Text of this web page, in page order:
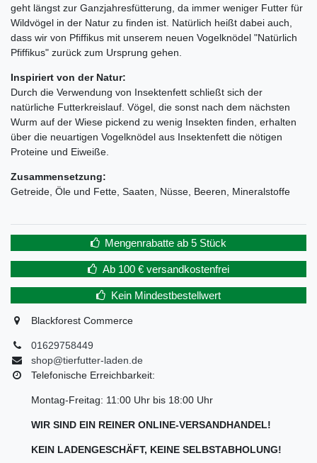
geht längst zur Ganzjahresfütterung, da immer weniger Futter für
Wildvögel in der Natur zu finden ist. Natürlich heißt dabei auch,
dass wir von Pfiffikus mit unserem neuen Vogelknödel "Natürlich
Pfiffikus" zurück zum Ursprung gehen.
Inspiriert von der Natur:
Durch die Verwendung von Insektenfett schließt sich der
natürliche Futterkreislauf. Vögel, die sonst nach dem nächsten
Wurm auf der Wiese pickend zu wenig Insekten finden, erhalten
über die neuartigen Vogelknödel aus Insektenfett die nötigen
Proteine und Eiweiße.
Zusammensetzung:
Getreide, Öle und Fette, Saaten, Nüsse, Beeren, Mineralstoffe
Mengenrabatte ab 5 Stück
Ab 100 € versandkostenfrei
Kein Mindestbestellwert
Blackforest Commerce
01629758449
shop@tierfutter-laden.de
Telefonische Erreichbarkeit:
Montag-Freitag: 11:00 Uhr bis 18:00 Uhr
WIR SIND EIN REINER ONLINE-VERSANDHANDEL!
KEIN LADENGESCHÄFT, KEINE SELBSTABHOLUNG!